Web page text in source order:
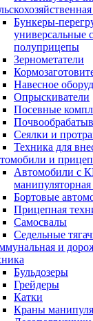
Бункеры-
универсальные
полуприцепы
Зернометатели
Навесное
Опрыскиватели
Посевные
Сеялки и
Техника для
и
Автомобили с
манипуляторная
Бортовые
Прицепная
Самосвалы
Седельные
и
Бульдозеры
Грейдеры
Катки
Краны